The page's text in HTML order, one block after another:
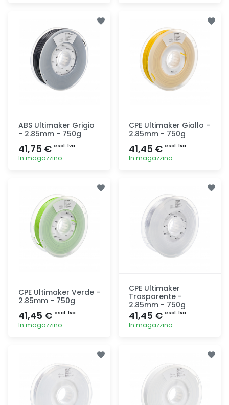
ABS Ultimaker Grigio
- 2.85mm - 750g
41,75 € escl. Iva
In magazzino
CPE Ultimaker Giallo -
2.85mm - 750g
41,45 € escl. Iva
In magazzino
CPE Ultimaker Verde -
2.85mm - 750g
41,45 € escl. Iva
In magazzino
CPE Ultimaker
Trasparente -
2.85mm - 750g
41,45 € escl. Iva
In magazzino